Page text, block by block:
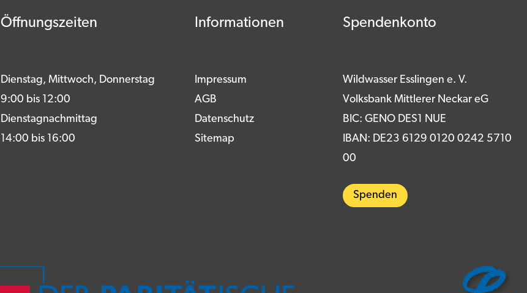
Öffnungszeiten Informationen Spendenkonto
Dienstag, Mittwoch, Donnerstag
9:00 bis 12:00
Dienstagnachmittag
14:00 bis 16:00
Impressum
AGB
Datenschutz
Sitemap
Wildwasser Esslingen e. V.
Volksbank Mittlerer Neckar eG
BIC: GENO DES1 NUE
IBAN: DE23 6129 0120 0242 5710
00
Spenden